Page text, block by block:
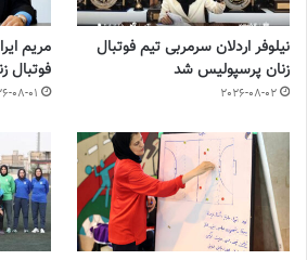
نیلوفر اردلان سرمربی تیم فوتبال
زنان پرسپولیس شد
2026-08-02
مریم
فوتبال
08-01